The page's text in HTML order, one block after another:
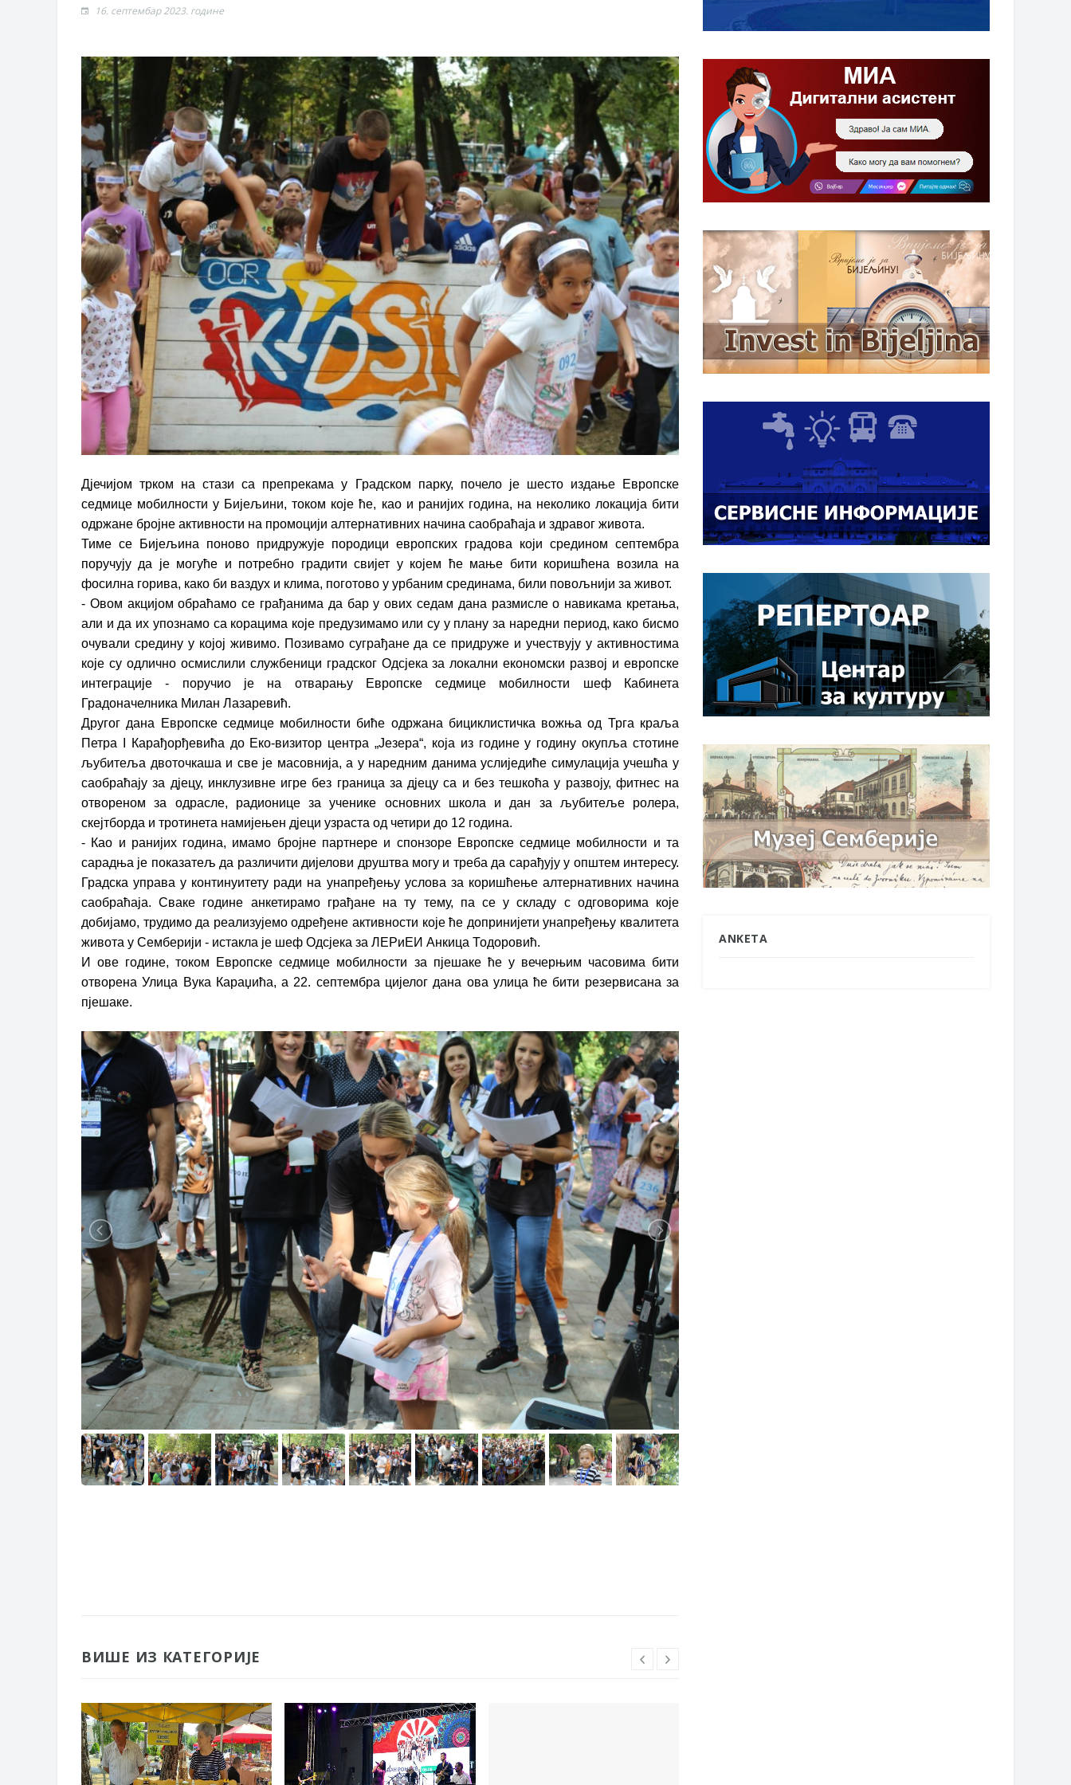
Обрасци захтјева за регресирано гориво доступни од 13. марта до 15. новембра
Обавјештење за предузетника - Вера Ујић
16. септембар 2023. године
Дјечијом трком на стази са препрекама у Градском парку, почело је шесто издање Европске
седмице мобилности у Бијељини, током које ће, као и ранијих година, на неколико локација бити
одржане бројне активности на промоцији алтернативних начина саобраћаја и здравог живота.
Тиме се Бијељина поново придружује породици европских градова који средином септембра
поручују да је могуће и потребно градити свијет у којем ће мање бити коришћена возила на
фосилна горива, како би ваздух и клима, поготово у урбаним срединама, били повољнији за живот.
- Овом акцијом обраћамо се грађанима да бар у ових седам дана размисле о навикама кретања,
али и да их упознамо са корацима које предузимамо или су у плану за наредни период, како бисмо
очували средину у којој живимо. Позивамо суграђане да се придруже и учествују у активностима
које су одлично осмислили службеници градског Одсјека за локални економски развој и европске
интеграције - поручио је на отварању Европске седмице мобилности шеф Кабинета
Градоначелника Милан Лазаревић.
Другог дана Европске седмице мобилности биће одржана бициклистичка вожња од Трга краља
Петра I Карађорђевића до Еко-визитор центра „Језера“, која из године у годину окупља стотине
љубитеља двоточкаша и све је масовнија, а у наредним данима услиједиће симулација учешћа у
саобраћају за дјецу, инклузивне игре без граница за дјецу са и без тешкоћа у развоју, фитнес на
отвореном за одрасле, радионице за ученике основних школа и дан за љубитеље ролера,
скејтборда и тротинета намијењен дјеци узраста од четири до 12 година.
- Као и ранијих година, имамо бројне партнере и спонзоре Европске седмице мобилности и та
сарадња је показатељ да различити дијелови друштва могу и треба да сарађују у општем интересу.
Градска управа у континуитету ради на унапређењу услова за коришћење алтернативних начина
саобраћаја. Сваке године анкетирамо грађане на ту тему, па се у складу с одговорима које
добијамо, трудимо да реализујемо одређене активности које ће допринијети унапређењу квалитета
живота у Семберији - истакла је шеф Одсјека за ЛЕРиЕИ Анкица Тодоровић.
И ове године, током Европске седмице мобилности за пјешаке ће у вечерњим часовима бити
отворена Улица Вука Караџића, а 22. септембра цијелог дана ова улица ће бити резервисана за
пјешаке.
ВИШЕ ИЗ КАТЕГОРИЈЕ
ANKETA